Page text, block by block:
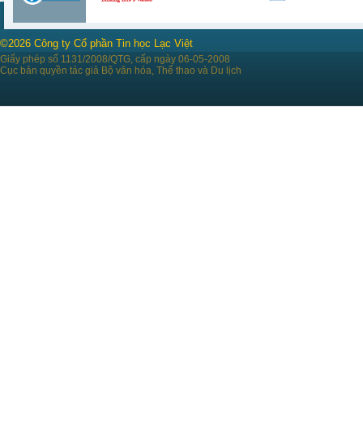
©2026 Công ty Cổ phần Tin học Lạc Việt
Giấy phép số 1131/2008/QTG, cấp ngày 06-05-2008
Cục bản quyền tác giả Bộ văn hóa, Thể thao và Du lịch